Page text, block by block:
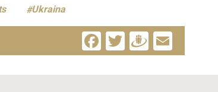
Ukraina
Facebook
TwitterDraugiem